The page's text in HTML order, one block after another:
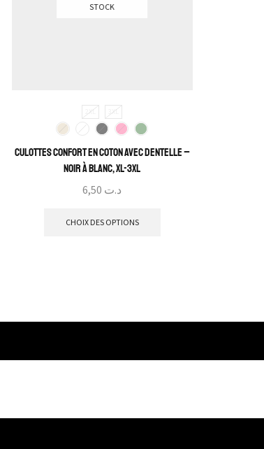
STOCK
2XL 3XL
Culottes Confort en Coton avec Dentelle –
Noir à Blanc, XL-3XL
د.ت
CHOIX DES OPTIONS